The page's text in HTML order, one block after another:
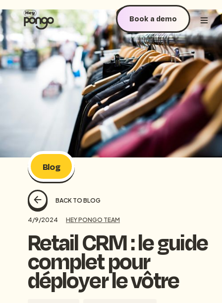
Book a demo
Blog
BACK TO BLOG
4/9/2024 HEY PONGO TEAM
Retail CRM : le guide
complet pour
déployer le vôtre